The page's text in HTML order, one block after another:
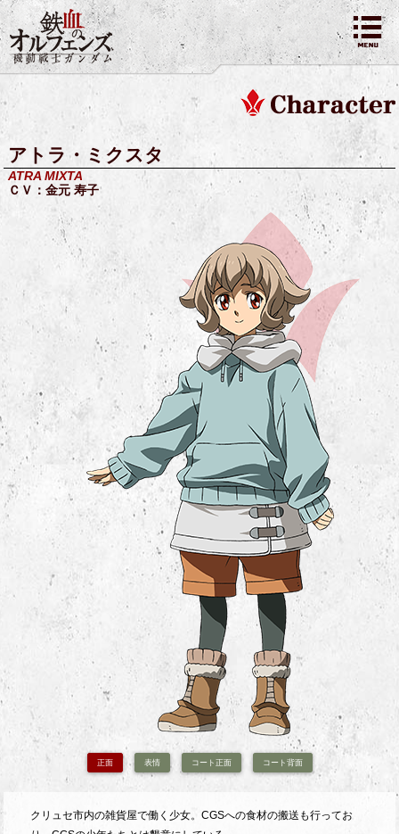
アトラ・ミクスタ
ATRA MIXTA
ＣＶ：金元 寿子
正面 表情 コート正面 コート背面
クリュセ市内の雑貨屋で働く少女。CGSへの食材の搬送も行ってお